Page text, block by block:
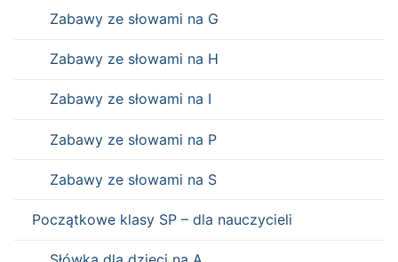
Zabawy ze słowami na G
Zabawy ze słowami na H
Zabawy ze słowami na I
Zabawy ze słowami na P
Zabawy ze słowami na S
Początkowe klasy SP – dla nauczycieli